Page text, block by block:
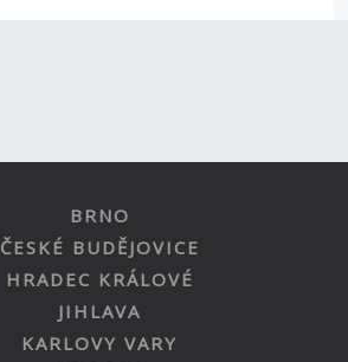
BRNO
ČESKÉ BUDĚJOVICE
HRADEC KRÁLOVÉ
JIHLAVA
KARLOVY VARY